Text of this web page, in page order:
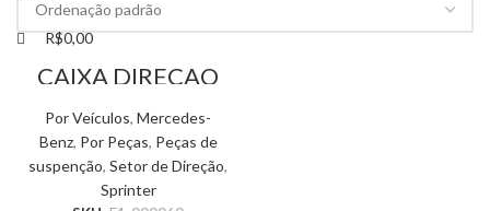
R$0,00
CAIXA DIREÇÃO
HIDRAULICA
SPRINTER
310/312/313 /12
Por Veículos, Mercedes-
Benz, Por Peças, Peças de
suspenção, Setor de Direção,
Sprinter